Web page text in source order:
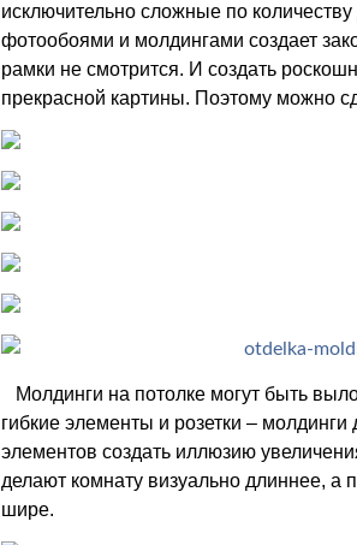
исключительно сложные по
фотообоями и молдингами создает
рамки не смотрится. И создать
прекрасной картины. Поэтому можно
Молдинги на потолке могут быть
гибкие элементы и розетки –
элементов создать иллюзию
делают комнату визуально длиннее,
шире.